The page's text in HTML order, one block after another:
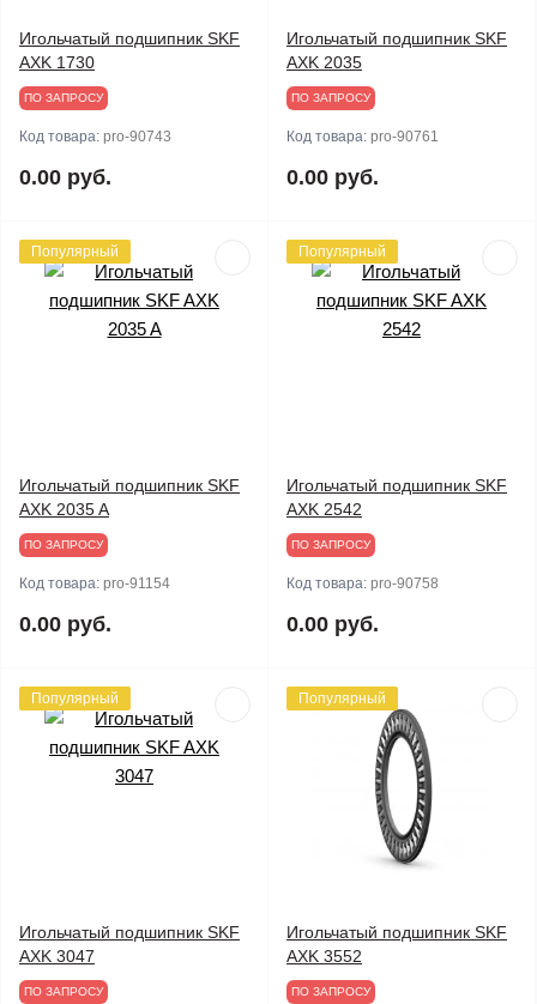
Игольчатый подшипник SKF
AXK 1730
ПО ЗАПРОСУ
Код товара: pro-90743
0.00 руб.
Игольчатый подшипник SKF
AXK 2035
ПО ЗАПРОСУ
Код товара: pro-90761
0.00 руб.
Популярный
Игольчатый подшипник SKF
AXK 2035 A
ПО ЗАПРОСУ
Код товара: pro-91154
0.00 руб.
Популярный
Игольчатый подшипник SKF
AXK 2542
ПО ЗАПРОСУ
Код товара: pro-90758
0.00 руб.
Популярный
Игольчатый подшипник SKF
AXK 3047
ПО ЗАПРОСУ
Популярный
Игольчатый подшипник SKF
AXK 3552
ПО ЗАПРОСУ